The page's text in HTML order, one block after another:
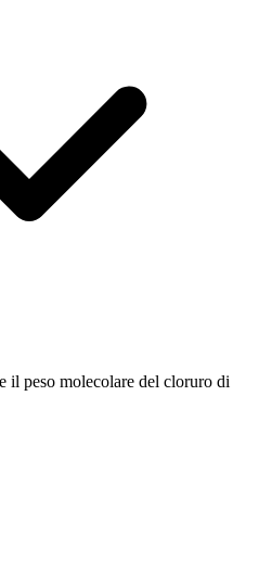
il peso molecolare del cloruro di